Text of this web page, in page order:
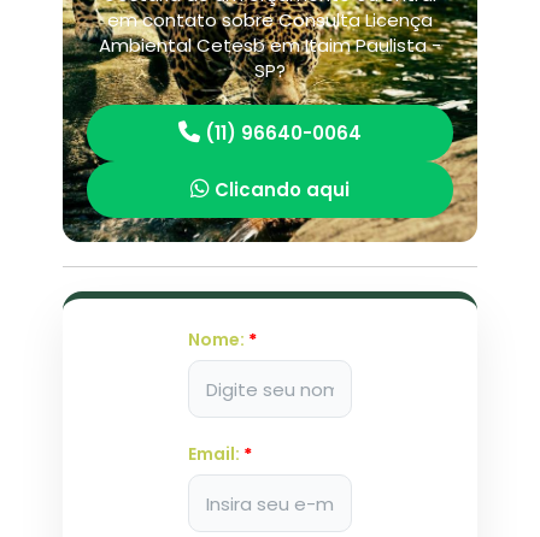
em contato sobre Consulta Licença
Ambiental Cetesb em Itaim Paulista -
SP?
(11) 96640-0064
Clicando aqui
Nome: *
Email: *